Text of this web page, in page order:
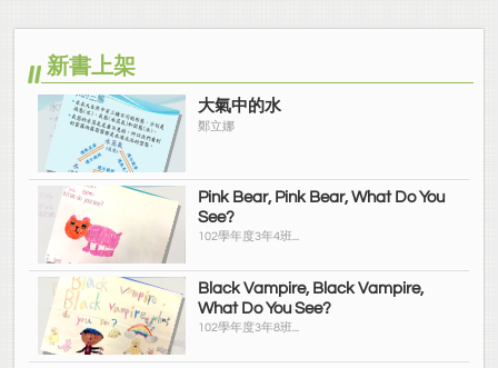
新書上架
大氣中的水
鄭立娜
Pink Bear, Pink Bear, What Do You
See?
102學年度3年4班...
Black Vampire, Black Vampire,
What Do You See?
102學年度3年8班...